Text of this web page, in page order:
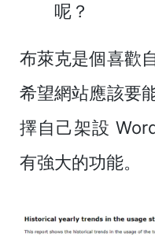
呢？
布萊克是個喜歡
希望網站應該要
擇自己架設
有強大的功能。